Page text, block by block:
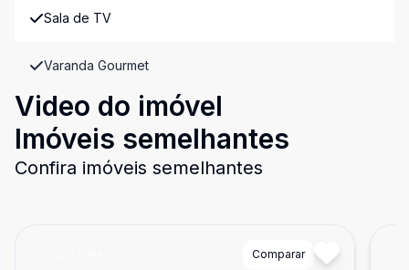
Sala de TV
Varanda Gourmet
Video do imóvel
Imóveis semelhantes
Confira imóveis semelhantes
Comparar